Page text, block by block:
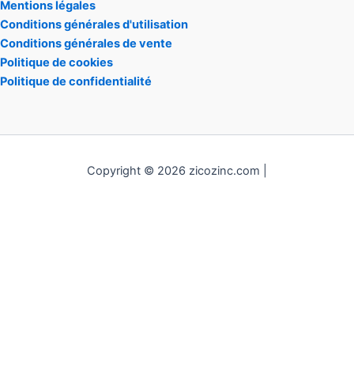
Mentions légales
Conditions générales d'utilisation
Conditions générales de vente
Politique de cookies
Politique de confidentialité
Copyright © 2026 zicozinc.com |